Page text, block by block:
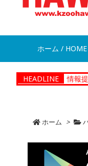
ホーム / HOME
HEADLINE
脱走 情報提供 【
ホーム >